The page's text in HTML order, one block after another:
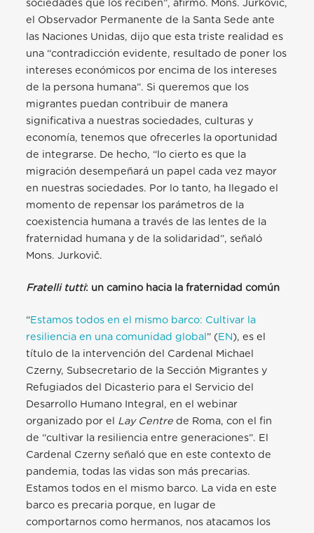
sociedades que los reciben”, afirmó. Mons. Jurkovič,
el Observador Permanente de la Santa Sede ante
las Naciones Unidas, dijo que esta triste realidad es
una “contradicción evidente, resultado de poner los
intereses económicos por encima de los intereses
de la persona humana”. Si queremos que los
migrantes puedan contribuir de manera
significativa a nuestras sociedades, culturas y
economía, tenemos que ofrecerles la oportunidad
de integrarse. De hecho, “lo cierto es que la
migración desempeñará un papel cada vez mayor
en nuestras sociedades. Por lo tanto, ha llegado el
momento de repensar los parámetros de la
coexistencia humana a través de las lentes de la
fraternidad humana y de la solidaridad”, señaló
Mons. Jurkovič.
Fratelli tutti: un camino hacia la fraternidad común
“Estamos todos en el mismo barco: Cultivar la
resiliencia en una comunidad global ” (EN), es el
título de la intervención del Cardenal Michael
Czerny, Subsecretario de la Sección Migrantes y
Refugiados del Dicasterio para el Servicio del
Desarrollo Humano Integral, en el webinar
organizado por el Lay Centre de Roma, con el fin
de “cultivar la resiliencia entre generaciones”. El
Cardenal Czerny señaló que en este contexto de
pandemia, todas las vidas son más precarias.
Estamos todos en el mismo barco. La vida en este
barco es precaria porque, en lugar de
comportarnos como hermanos, nos atacamos los